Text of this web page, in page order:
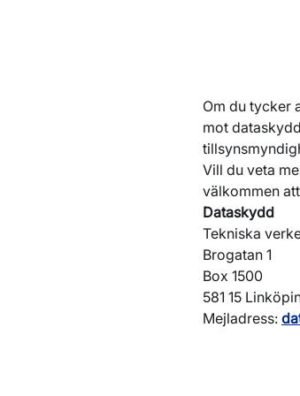
samtycke,
Om du tycker
mot
Vill du veta
välkommen
Dataskydd
Tekniska
Brogatan 1
Box 1500
581 15
Mejladress: